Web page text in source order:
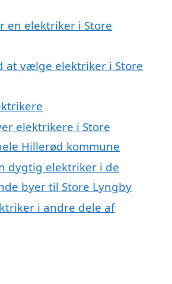
en elektriker i Store
at vælge elektriker i Store
elektrikere i Store
Hillerød kommune
dygtig elektriker i de
byer til Store Lyngby
i andre dele af